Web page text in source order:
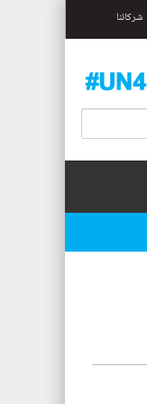
شركائنا